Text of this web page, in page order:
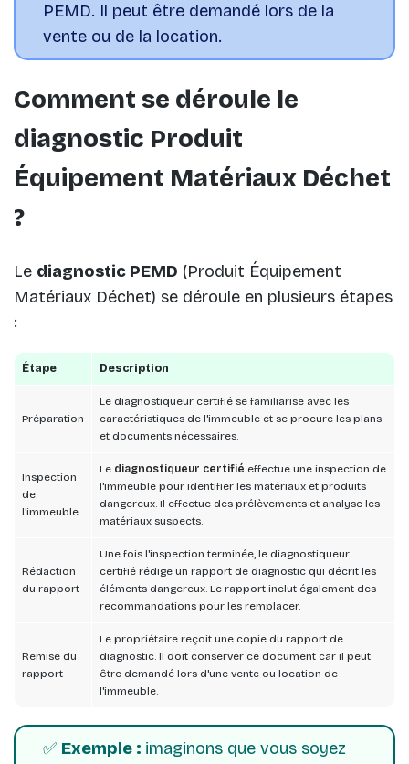
PEMD. Il peut être demandé lors de la
vente ou de la location.
Comment se déroule le
diagnostic Produit
Équipement Matériaux Déchet
?
Le diagnostic PEMD (Produit Équipement
Matériaux Déchet) se déroule en plusieurs étapes
:
Étape Description
Préparation
Le diagnostiqueur certifié se familiarise avec les
caractéristiques de l'immeuble et se procure les plans
et documents nécessaires.
Inspection
de
l'immeuble
Le diagnostiqueur certifié effectue une inspection de
l'immeuble pour identifier les matériaux et produits
dangereux. Il effectue des prélèvements et analyse les
matériaux suspects.
Rédaction
du rapport
Une fois l'inspection terminée, le diagnostiqueur
certifié rédige un rapport de diagnostic qui décrit les
éléments dangereux. Le rapport inclut également des
recommandations pour les remplacer.
Remise du
rapport
Le propriétaire reçoit une copie du rapport de
diagnostic. Il doit conserver ce document car il peut
être demandé lors d'une vente ou location de
l'immeuble.
✅ Exemple : imaginons que vous soyez